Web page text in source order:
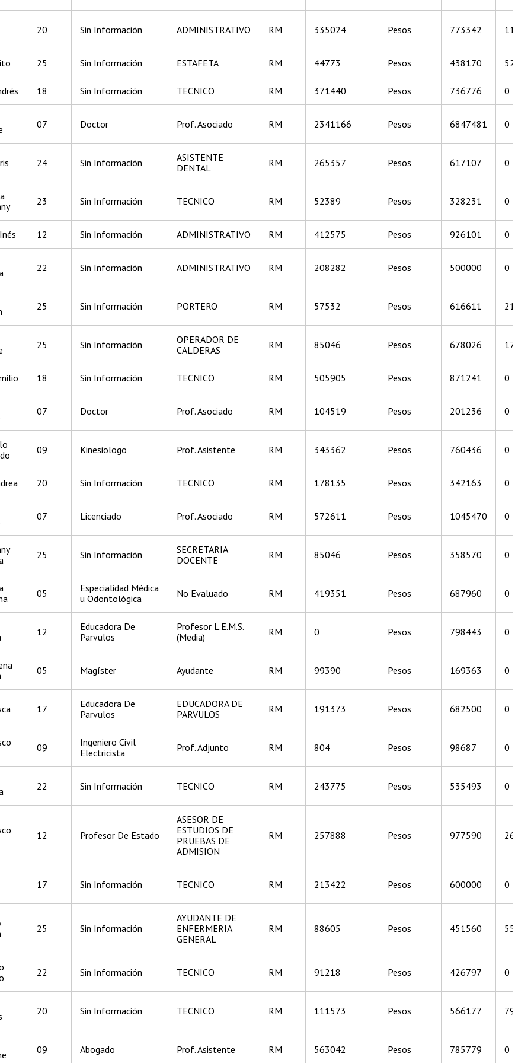
20 Sin Información ADMINISTRATIVO RM 335024 Pesos 773342
25 Sin Información ESTAFETA RM 44773 Pesos 438170 52666
18 Sin Información TECNICO RM 371440 Pesos 736776 0
07 Doctor Prof. Asociado RM 2341166 Pesos 6847481 0
24 Sin Información
ASISTENTE
DENTAL
RM 265357 Pesos 617107 0
23 Sin Información TECNICO RM 52389 Pesos 328231 0
12 Sin Información ADMINISTRATIVO RM 412575 Pesos 926101 0
22 Sin Información ADMINISTRATIVO RM 208282 Pesos 500000 0
25 Sin Información PORTERO RM 57532 Pesos 616611
25 Sin Información
OPERADOR DE
CALDERAS
RM 85046 Pesos 678026
18 Sin Información TECNICO RM 505905 Pesos 871241 0
07 Doctor Prof. Asociado RM 104519 Pesos 201236 0
09 Kinesiologo Prof. Asistente RM 343362 Pesos 760436 0
20 Sin Información TECNICO RM 178135 Pesos 342163 0
07 Licenciado Prof. Asociado RM 572611 Pesos 1045470 0
25 Sin Información
SECRETARIA
DOCENTE
RM 85046 Pesos 358570 0
05
Especialidad Médica
u Odontológica
No Evaluado RM 419351 Pesos 687960 0
12
Educadora De
Parvulos
Profesor L.E.M.S.
(Media)
RM 0 Pesos 798443 0
05 Magíster Ayudante RM 99390 Pesos 169363 0
17
Educadora De
Parvulos
EDUCADORA DE
PARVULOS
RM 191373 Pesos 682500 0
09
Ingeniero Civil
Electricista
Prof. Adjunto RM 804 Pesos 98687 0
22 Sin Información TECNICO RM 243775 Pesos 535493 0
12 Profesor De Estado
ASESOR DE
ESTUDIOS DE
PRUEBAS DE
ADMISION
RM 257888 Pesos 977590 26904
17 Sin Información TECNICO RM 213422 Pesos 600000 0
25 Sin Información
AYUDANTE DE
ENFERMERIA
GENERAL
RM 88605 Pesos 451560 55770
22 Sin Información TECNICO RM 91218 Pesos 426797 0
20 Sin Información TECNICO RM 111573 Pesos 566177 79191
09 Abogado Prof. Asistente RM 563042 Pesos 785779 0